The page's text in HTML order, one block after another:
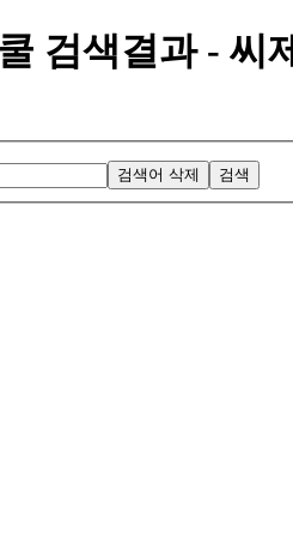
검색결과 - 씨
검색어 삭제 검색